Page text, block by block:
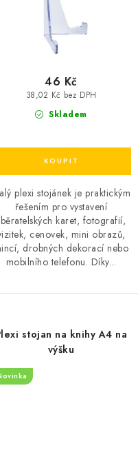
Skladem
38,02 Kč bez DPH
46 Kč
plexi stojánek je praktickým
řešením pro vystavení
karet, fotografií,
cenovek, mini obrazů,
drobných dekorací nebo
mobilního telefonu. Díky...
stojan na knihy A4 na
výšku